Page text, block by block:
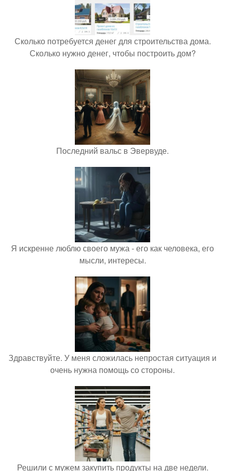
Сколько потребуется денег для строительства дома.
Сколько нужно денег, чтобы построить дом?
Последний вальс в Эвервуде.
Я искренне люблю своего мужа - его как человека, его
мысли, интересы.
Здравствуйте. У меня сложилась непростая ситуация и
очень нужна помощь со стороны.
Решили с мужем закупить продукты на две недели.